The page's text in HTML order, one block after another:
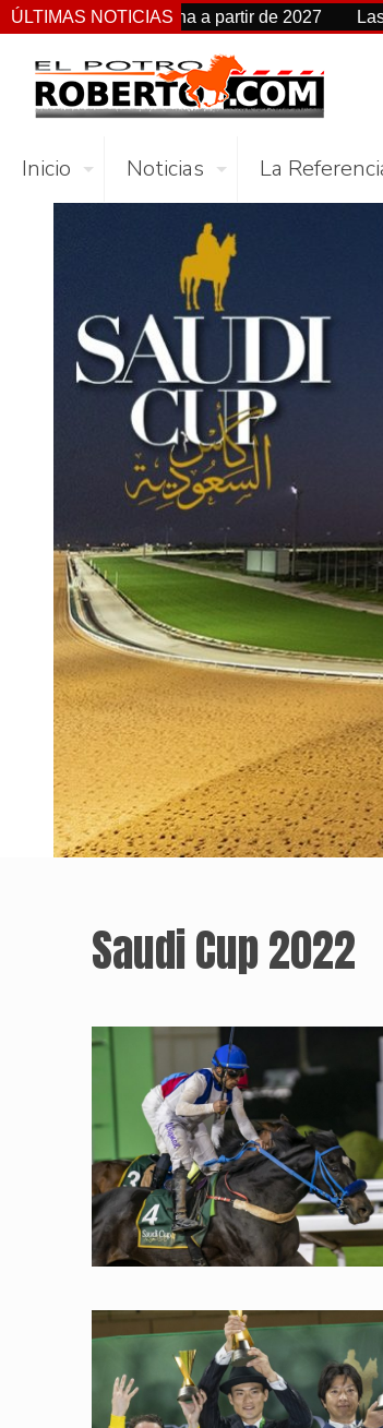
ÚLTIMAS NOTICIAS
de fecha a partir de 2027 Las mejores
Inicio Noticias La
Saudi Cup 2022